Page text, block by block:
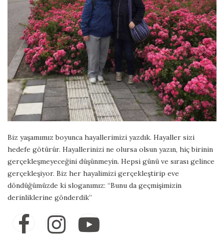
Biz yaşamımız boyunca hayallerimizi yazdık. Hayaller sizi
hedefe götürür. Hayallerinizi ne olursa olsun yazın, hiç birinin
gerçekleşmeyeceğini düşünmeyin. Hepsi günü ve sırası gelince
gerçekleşiyor. Biz her hayalimizi gerçekleştirip eve
döndüğümüzde ki sloganımız: “Bunu da geçmişimizin
derinliklerine gönderdik”